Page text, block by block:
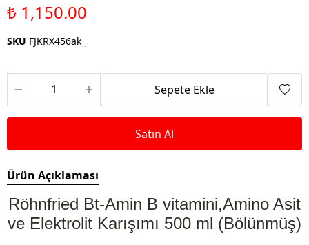
₺ 1,150.00
SKU FJKRX456ak_
Sepete Ekle
Satın Al
Ürün Açıklaması
Röhnfried Bt-Amin B vitamini,Amino Asit
ve Elektrolit Karışımı 500 ml (Bölünmüş)